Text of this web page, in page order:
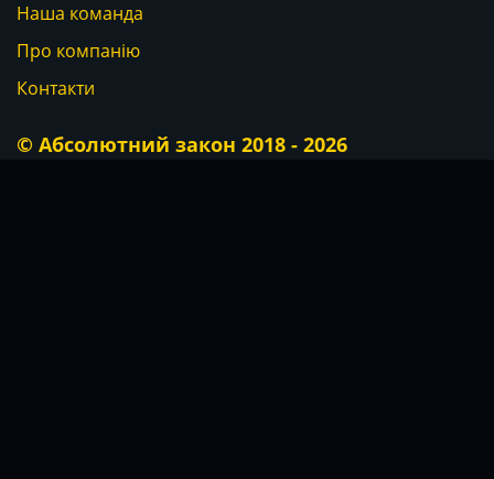
Наша команда
Про компанію
Контакти
© Абсолютний закон 2018 - 2026